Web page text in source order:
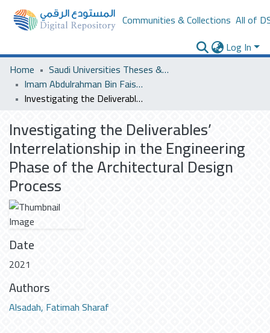
Communities & Collections All of
Log In
Home
Saudi Universities Theses & Dissertations
Imam Abdulrahman Bin Faisal University
Investigating the Deliverables’ Interrelationship in the Engineering Phase of the Architectural Design Process
Investigating the Deliverables’
Interrelationship in the Engineering
Phase of the Architectural Design
Process
Date
2021
Authors
Alsadah, Fatimah Sharaf